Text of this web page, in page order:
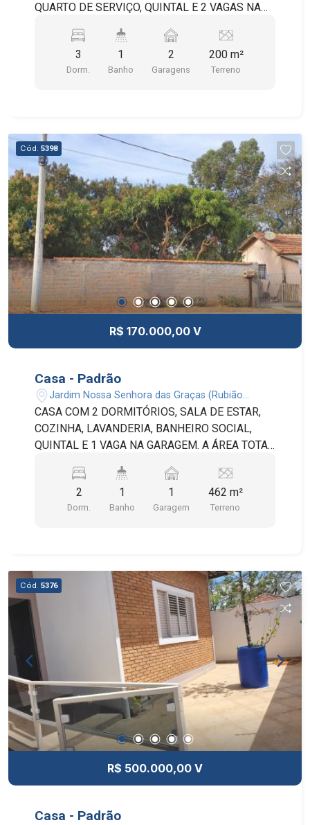
QUARTO DE SERVIÇO, QUINTAL E 2 VAGAS NA
3
Dorm.
1
Banho
2
Garagens
200 m²
Terreno
Cód. 5398
R$ 170.000,00 V
Casa - Padrão
Jardim Nossa Senhora das Graças (Rubião
Junior) - Botucatu/SP
CASA COM 2 DORMITÓRIOS, SALA DE ESTAR,
COZINHA, LAVANDERIA, BANHEIRO SOCIAL,
QUINTAL E 1 VAGA NA GARAGEM. A ÁREA TOTAL
ÁREA CONSTRUÍDA
2
Dorm.
1
Banho
1
Garagem
462 m²
Terreno
Cód. 5376
R$ 500.000,00 V
Casa - Padrão